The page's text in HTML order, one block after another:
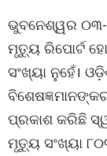
ଭୁବନେଶ୍ୱର ୦୩-
ମୃତ୍ୟୁ ରିପୋର୍ଟ
ସଂଖ୍ୟା ନୁହେଁ।
ପ୍ରକାଶ କରିଛି
ମୃତ୍ୟୁ ସଂଖ୍ୟା